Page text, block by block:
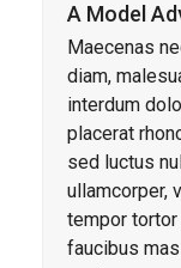
A Model
Maecenas
diam,
interdum
placerat
sed luctus
ullamcorper,
tempor
faucibus